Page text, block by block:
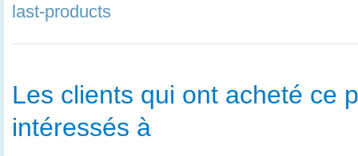
last-products
Les clients qui ont acheté ce
intéressés à